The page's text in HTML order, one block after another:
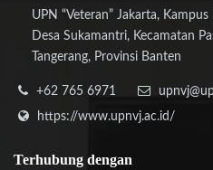
UPN “Veteran” Jakarta,
Desa Sukamantri, Kecamatan
Tangerang, Provinsi Banten
+62 765 6971
https://www.upnvj.ac.id/
Terhubung dengan